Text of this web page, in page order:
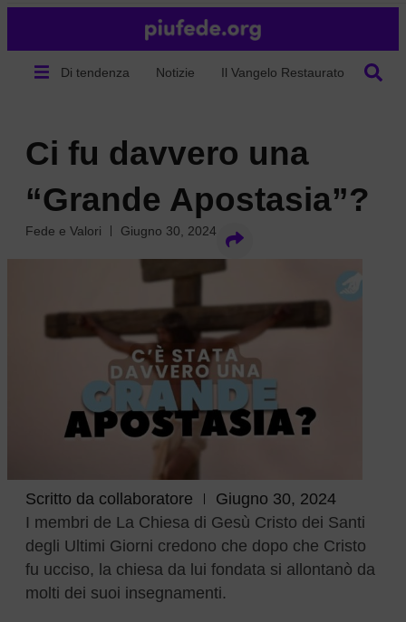
Di tendenza Notizie Il Vangelo Restaurato Chi
Ci fu davvero una
“Grande Apostasia”?
Fede e Valori Giugno 30, 2024
Scritto da collaboratore
Giugno 30, 2024
I membri de La Chiesa di Gesù Cristo dei Santi
degli Ultimi Giorni credono che dopo che Cristo
fu ucciso, la chiesa da lui fondata si allontanò da
molti dei suoi insegnamenti.